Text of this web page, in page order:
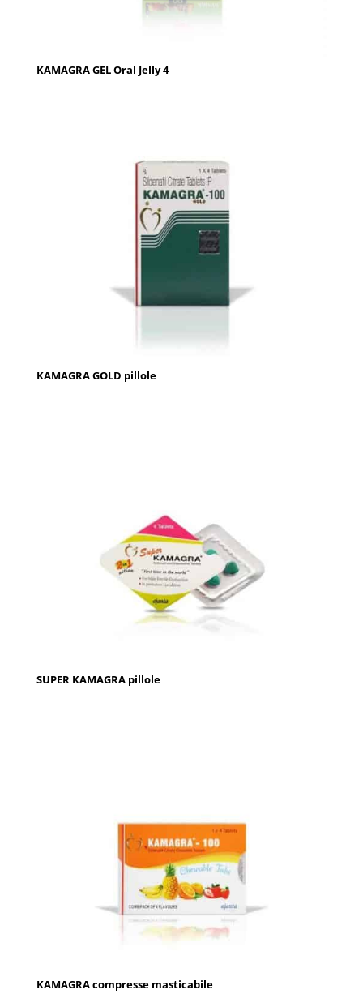
KAMAGRA GEL Oral Jelly 4
KAMAGRA GOLD pillole
SUPER KAMAGRA pillole
KAMAGRA compresse masticabile